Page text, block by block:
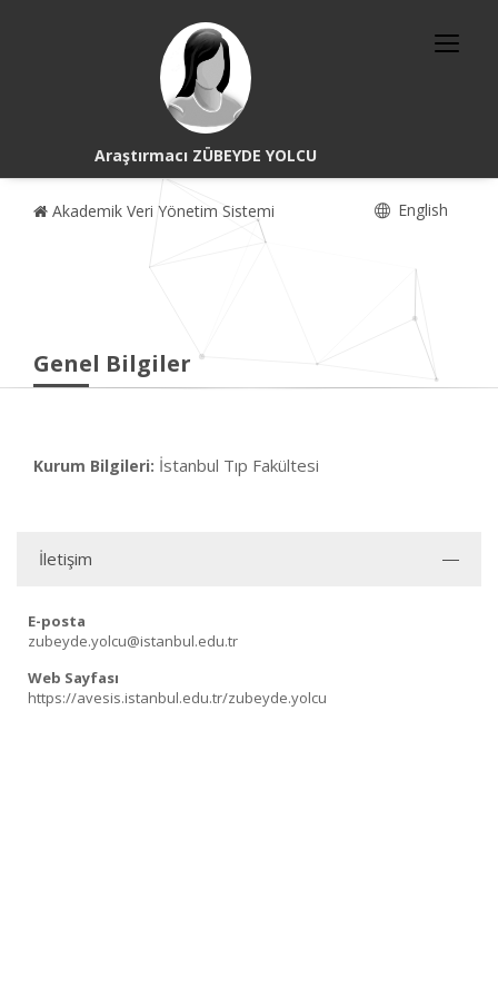
Araştırmacı ZÜBEYDE YOLCU
Akademik Veri Yönetim Sistemi English
Genel Bilgiler
Kurum Bilgileri: İstanbul Tıp Fakültesi
İletişim
E-posta
zubeyde.yolcu@istanbul.edu.tr
Web Sayfası
https://avesis.istanbul.edu.tr/zubeyde.yolcu